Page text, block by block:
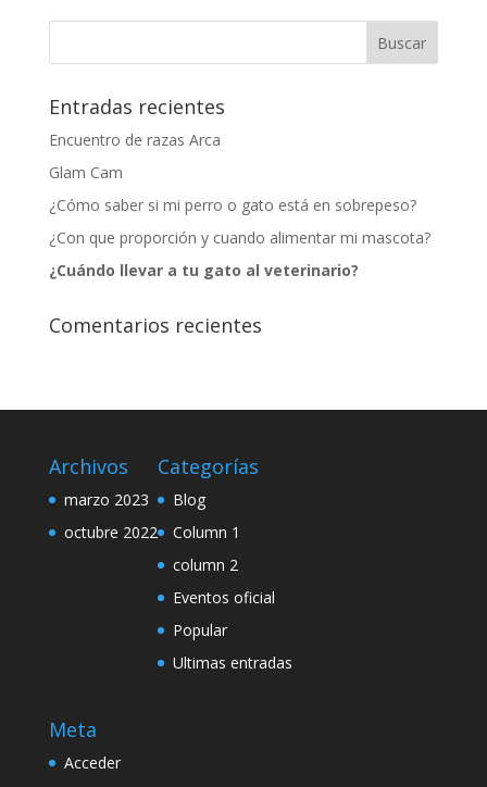
Entradas recientes
Encuentro de razas Arca
Glam Cam
¿Cómo saber si mi perro o gato está en sobrepeso?
¿Con que proporción y cuando alimentar mi mascota?
¿Cuándo llevar a tu gato al veterinario?
Comentarios recientes
Archivos
marzo 2023
octubre 2022
Categorías
Blog
Column 1
column 2
Eventos oficial
Popular
Ultimas entradas
Meta
Acceder